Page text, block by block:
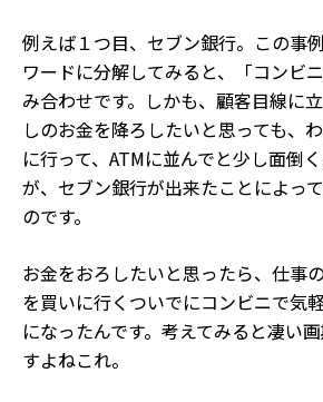
例えば１つ目、セブン銀行。この事
ワードに分解してみると、「コンビ
み合わせです。しかも、顧客目線に
しのお金を降ろしたいと思っても、
に行って、ATMに並んでと少し面倒
が、セブン銀行が出来たことによっ
のです。
お金をおろしたいと思ったら、仕事
を買いに行くついでにコンビニで気
になったんです。考えてみると凄い
すよねこれ。